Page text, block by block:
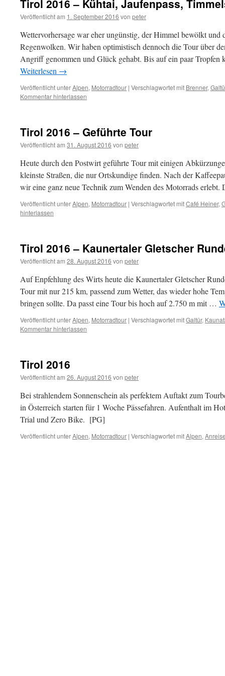
Tirol 2016 – Kühtai, Jaufenpass,
Veröffentlicht am 1. September 2016 von peter
Wettervorhersage war eher ungünstig, der Himmel bewölkt und
Regenwolken. Wir haben optimistisch dennoch die Tour über
Angriff genommen und Glück gehabt. Bis auf ein paar Tropfen
Weiterlesen →
Veröffentlicht unterAlpen, Motorradtour | Verschlagwortet mit Brenner,
Kommentar hinterlassen
Tirol 2016 – Geführte Tour
Veröffentlicht am 31. August 2016 von peter
Heute durch den Postwirt geführte Tour mit einigen
kleinste Straßen, die nur Ortskundige finden. Nach der
wir eine ganz neue Technik zum Wenden des Motorrads
Veröffentlicht unterAlpen, Motorradtour | Verschlagwortet mitCafé Heiner,
hinterlassen
Tirol 2016 – Kaunertaler Gletscher
Veröffentlicht am 28. August 2016 von peter
Auf Enpfehlung des Wirts heute die Kaunertaler Gletscher
Tour mit nur 215 km, passend zum Wetter, das wieder hohe
bringen sollte. Da passt eine Tour bis hoch auf 2.750 m mit …
Veröffentlicht unterAlpen, Motorradtour | Verschlagwortet mitGaltür,
Kommentar hinterlassen
Tirol 2016
Veröffentlicht am 26. August 2016 von peter
Bei strahlendem Sonnenschein als perfektem Auftakt zum
in Österreich starten für 1 Woche Pässefahren. Aufenthalt im
Trial und Zero Bike. [PG]
Veröffentlicht unterAlpen, Motorradtour | Verschlagwortet mitAlpen,